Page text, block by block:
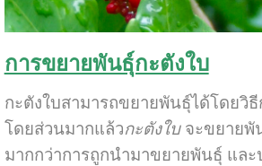
การขยายพันธุ์กะตังใบ
กะตังใบสามารถขยายพันธุ์ได้โดยวิธี
โดยส่วนมากแล้วกะตังใบจะขยายพั
มากกว่าการถูกนำมาขยายพันธุ์ แล